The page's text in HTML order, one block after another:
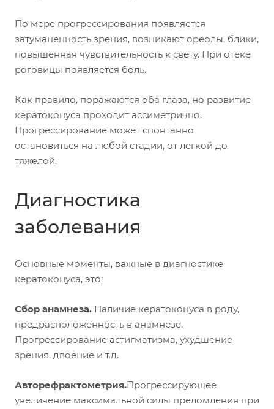
По мере прогрессирования появляется
затуманенность зрения, возникают ореолы, блики,
повышенная чувствительность к свету. При отеке
роговицы появляется боль.
Как правило, поражаются оба глаза, но развитие
кератоконуса проходит ассиметрично.
Прогрессирование может спонтанно
остановиться на любой стадии, от легкой до
тяжелой.
Диагностика
заболевания
Основные моменты, важные в диагностике
кератоконуса, это:
Сбор анамнеза. Наличие кератоконуса в роду,
предрасположенность в анамнезе.
Прогрессирование астигматизма, ухудшение
зрения, двоение и т.д.
Авторефрактометрия.Прогрессирующее
увеличение максимальной силы преломления при